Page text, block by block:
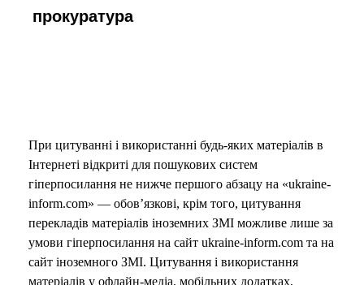
прокуратура
При цитуванні і використанні будь-яких матеріалів в
Інтернеті відкриті для пошукових систем
гіперпосилання не нижче першого абзацу на «ukraine-
inform.com» — обов’язкові, крім того, цитування
перекладів матеріалів іноземних ЗМІ можливе лише за
умови гіперпосилання на сайт ukraine-inform.com та на
сайт іноземного ЗМІ. Цитування і використання
матеріалів у офлайн-медіа, мобільних додатках,